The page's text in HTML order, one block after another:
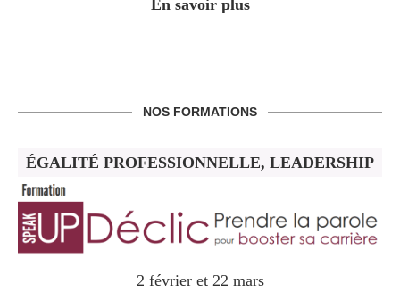
En savoir plus
NOS FORMATIONS
ÉGALITÉ PROFESSIONNELLE, LEADERSHIP
2 février et 22 mars